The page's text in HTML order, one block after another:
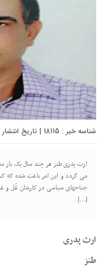
شناسه خبر : 18115 | تاریخ انتشار : ۰۲ تیر ۱۴۰۲ - ۵:۲۹ | تعداد دیدگاه :
ارث پدری طنز هر چند سال یک
می گردد و این امر باعث شده که
جناحهای سیاسی در کارشان غّل و
[…]
ارث پدری
طنز